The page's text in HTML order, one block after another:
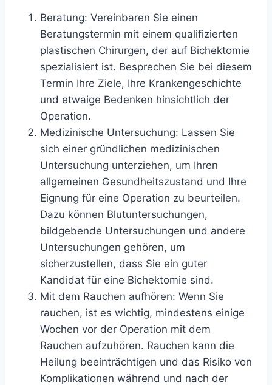
Beratung: Vereinbaren Sie einen
Beratungstermin mit einem qualifizierten
plastischen Chirurgen, der auf Bichektomie
spezialisiert ist. Besprechen Sie bei diesem
Termin Ihre Ziele, Ihre Krankengeschichte
und etwaige Bedenken hinsichtlich der
Operation.
Medizinische Untersuchung: Lassen Sie
sich einer gründlichen medizinischen
Untersuchung unterziehen, um Ihren
allgemeinen Gesundheitszustand und Ihre
Eignung für eine Operation zu beurteilen.
Dazu können Blutuntersuchungen,
bildgebende Untersuchungen und andere
Untersuchungen gehören, um
sicherzustellen, dass Sie ein guter
Kandidat für eine Bichektomie sind.
Mit dem Rauchen aufhören: Wenn Sie
rauchen, ist es wichtig, mindestens einige
Wochen vor der Operation mit dem
Rauchen aufzuhören. Rauchen kann die
Heilung beeinträchtigen und das Risiko von
Komplikationen während und nach der